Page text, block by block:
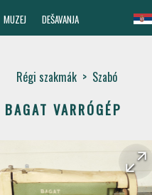
MUZEJ DEŠAVANJA
Régi szakmák > Szabó
BAGAT VARRÓGÉP
arrow_back
arrow_forward